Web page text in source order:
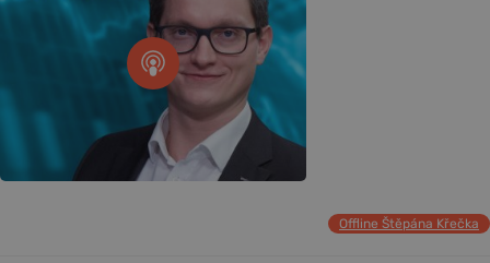
Offline Štěpána Křečka